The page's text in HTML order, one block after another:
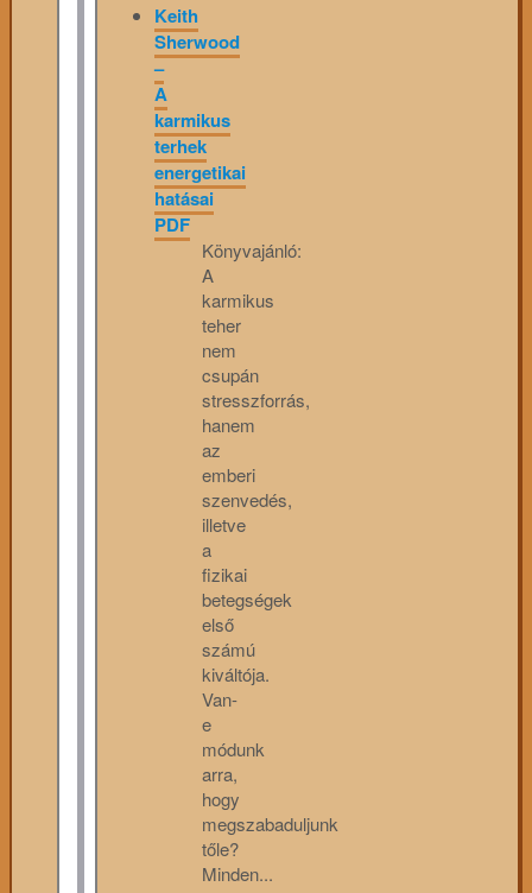
Keith
Sherwood
–
A
karmikus
terhek
energetikai
hatásai
PDF
Könyvajánló:
A
karmikus
teher
nem
csupán
stresszforrás,
hanem
az
emberi
szenvedés,
illetve
a
fizikai
betegségek
első
számú
kiváltója.
Van-
e
módunk
arra,
hogy
megszabaduljunk
tőle?
Minden...